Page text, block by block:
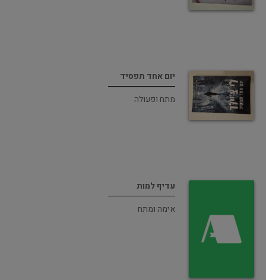
יום אחד תפסיד
מתח ופעולה
עדיף למות
אימה ומתח